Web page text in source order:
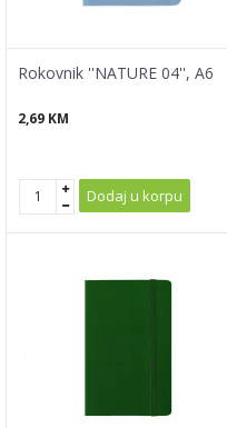
Rokovnik ''NATURE 04'', A6
2,69 KM
Dodaj u korpu